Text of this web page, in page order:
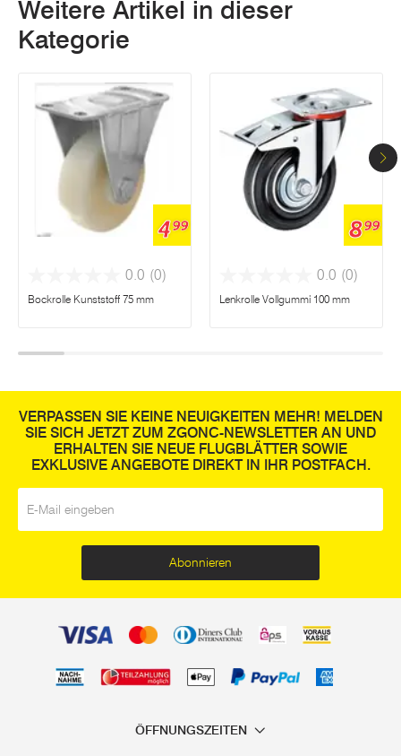
Weitere Artikel in dieser
Kategorie
499
0.0 (0)
Bockrolle Kunststoff 75 mm
899
0.0 (0)
Lenkrolle Vollgummi 100 mm
VERPASSEN SIE KEINE NEUIGKEITEN MEHR! MELDEN
SIE SICH JETZT ZUM ZGONC-NEWSLETTER AN UND
ERHALTEN SIE NEUE FLUGBLÄTTER SOWIE
EXKLUSIVE ANGEBOTE DIREKT IN IHR POSTFACH.
Abonnieren
ÖFFNUNGSZEITEN